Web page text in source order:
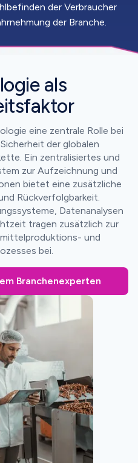
der Verbraucher
der Branche.
als
eine zentrale Rolle bei
der globalen
Ein zentralisiertes und
zur Aufzeichnung und
bietet eine zusätzliche
Rückverfolgbarkeit.
Datenanalysen
tragen zusätzlich zur
und
bei.
Branchenexperten